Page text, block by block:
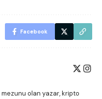
Facebook
mezunu olan yazar, kripto